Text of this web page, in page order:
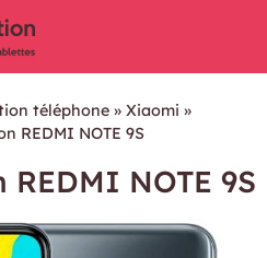
téléphone » Xiaomi »
REDMI NOTE 9S
NOTE 9S